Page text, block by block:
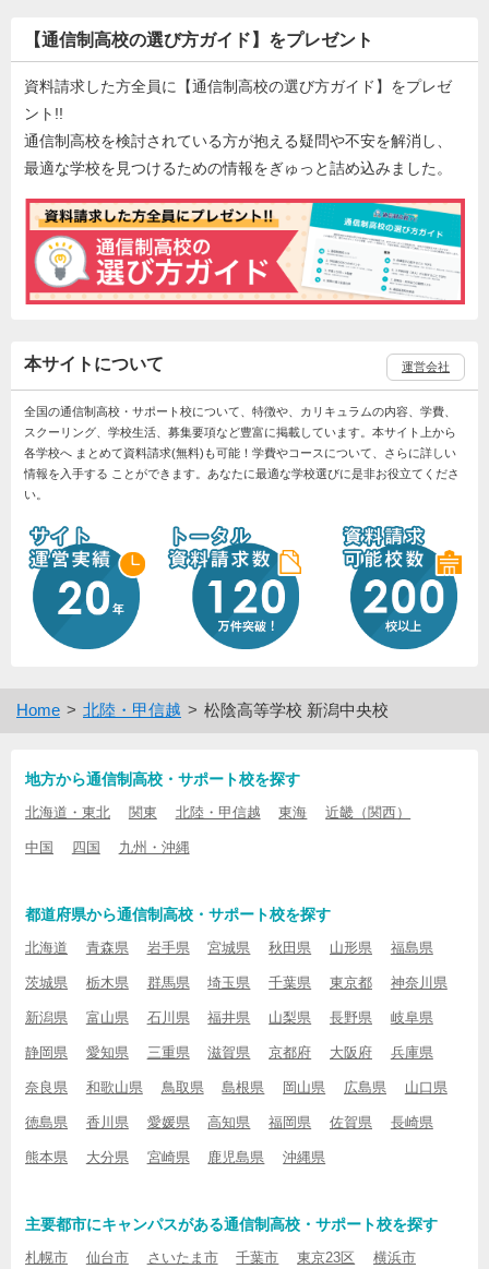
【通信制高校の選び方ガイド】をプレゼント
資料請求した方全員に【通信制高校の選び方ガイド】をプレゼ
ント!!
通信制高校を検討されている方が抱える疑問や不安を解消し、
最適な学校を見つけるための情報をぎゅっと詰め込みました。
本サイトについて 運営会社
全国の通信制高校・サポート校について、特徴や、カリキュラムの内容、学費、
スクーリング、学校生活、募集要項など豊富に掲載しています。本サイト上から
各学校へ まとめて資料請求(無料)も可能！学費やコースについて、さらに詳しい
情報を入手する ことができます。あなたに最適な学校選びに是非お役立てくださ
い。
Home 北陸・甲信越 松陰高等学校 新潟中央校
地方から通信制高校・サポート校を探す
北海道・東北 関東 北陸・甲信越 東海 近畿（関西）
中国 四国 九州・沖縄
都道府県から通信制高校・サポート校を探す
北海道 青森県 岩手県 宮城県 秋田県 山形県 福島県
茨城県 栃木県 群馬県 埼玉県 千葉県 東京都 神奈川県
新潟県 富山県 石川県 福井県 山梨県 長野県 岐阜県
静岡県 愛知県 三重県 滋賀県 京都府 大阪府 兵庫県
奈良県 和歌山県 鳥取県 島根県 岡山県 広島県 山口県
徳島県 香川県 愛媛県 高知県 福岡県 佐賀県 長崎県
熊本県 大分県 宮崎県 鹿児島県 沖縄県
主要都市にキャンパスがある通信制高校・サポート校を探す
札幌市 仙台市 さいたま市 千葉市 東京23区 横浜市